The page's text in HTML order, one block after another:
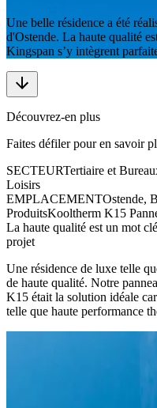
Une belle résidence a été
d'Ostende. La haute qualité
Kingspan s’y intègrent
Découvrez-en plus
Faites défiler pour en savoir
SECTEURTertiaire et
Loisirs
EMPLACEMENTOstende,
ProduitsKooltherm K15
La haute qualité est un mot
projet
Une résidence de luxe telle
de haute qualité. Notre
K15 était la solution idéale
telle que haute performance